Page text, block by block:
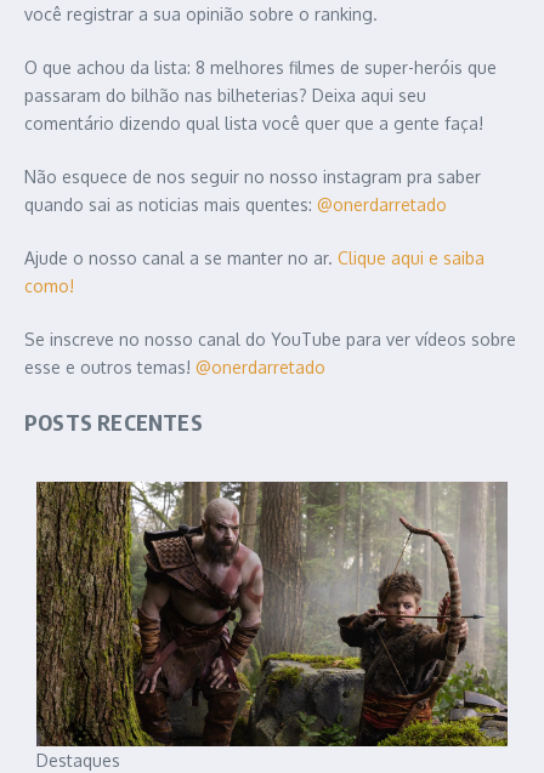
você registrar a sua opinião sobre o ranking.
O que achou da lista: 8 melhores filmes de super-heróis que
passaram do bilhão nas bilheterias? Deixa aqui seu
comentário dizendo qual lista você quer que a gente faça!
Não esquece de nos seguir no nosso instagram pra saber
quando sai as noticias mais quentes: @onerdarretado
Ajude o nosso canal a se manter no ar. Clique aqui e saiba
como!
Se inscreve no nosso canal do YouTube para ver vídeos sobre
esse e outros temas! @onerdarretado
POSTS RECENTES
Destaques